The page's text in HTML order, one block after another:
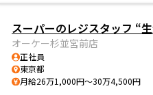
スーパーのレジスタッフ “
オーケー杉並宮前店
正社員
東京都
月給26万1,000円～30万4,500円